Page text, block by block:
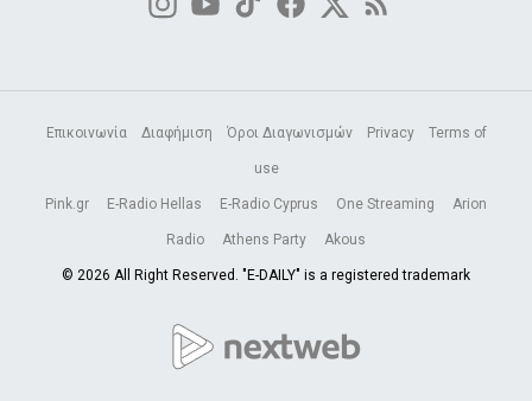
Επικοινωνία Διαφήμιση Όροι Διαγωνισμών Privacy Terms of
use
Pink.gr E-Radio Hellas E-Radio Cyprus One Streaming Arion
Radio Athens Party Akous
© 2026 All Right Reserved. "E-DAILY" is a registered trademark